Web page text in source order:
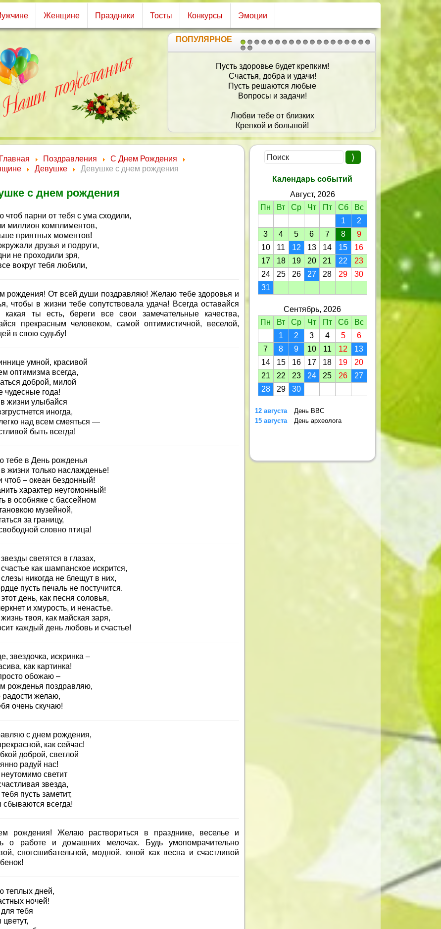
Женщине Праздники Тосты Конкурсы Эмоции
1 2
2021
ПОПУЛЯРНОЕ
С днем рожденья поздравляю,
Будь счастливой всегда-всегда!
Чтобы счастье как солнце светило,
Чтоб цвела ты под ним как весна!
И была ты всегда молода!
Главная Поздравления
С Днем Рождения
Девушке Девушке с днем рождения
с днем рождения
парни от тебя с ума сходили,
миллион комплиментов,
приятных моментов!
друзья и подруги,
не проходили зря,
вокруг тебя любили,
рождения! От всей души поздравляю! Желаю тебе здоровья и
чтобы в жизни тебе сопутствовала удача! Всегда оставайся
какая ты есть, береги все свои замечательные качества,
прекрасным человеком, самой оптимистичной, веселой,
в свою судьбу!
умной, красивой
оптимизма всегда,
доброй, милой
чудесные года!
жизни улыбайся
иногда,
над всем смеяться —
быть всегда!
тебе в День рожденья
жизни только наслажденье!
чтоб – океан бездонный!
характер неугомонный!
в особняке с бассейном
музейной,
за границу,
словно птица!
светятся в глазах,
как шампанское искрится,
слезы никогда не блещут в них,
пусть печаль не постучится.
день, как песня соловья,
и хмурость, и ненастье.
твоя, как майская заря,
каждый день любовь и счастье!
звездочка, искринка –
как картинка!
обожаю –
рожденья поздравляю,
радости желаю,
очень скучаю!
с днем рождения,
как сейчас!
доброй, светлой
радуй нас!
неутомимо светит
звезда,
пусть заметит,
сбываются всегда!
рождения! Желаю раствориться в празднике, веселье и
о работе и домашних мелочах. Будь умопомрачительно
сногсшибательной, модной, юной как весна и счастливой
теплых дней,
ночей!
тебя
Календарь событий
Август, 2026
Пн
Вт Ср Чт Пт Сб
Вс
1
2
3
4 5 6 7 8
9
10
11 12 13 14 15
16
17
18 19 20 21 22
23
24
25 26 27 28 29
30
31
Сентябрь, 2026
Пн
Вт Ср Чт Пт Сб
Вс
1
2 3 4 5
6
7
8 9 10 11 12
13
14
15 16 17 18 19
20
21
22 23 24 25 26
27
28
29 30
12 августа
День ВВС
15 августа
День археолога